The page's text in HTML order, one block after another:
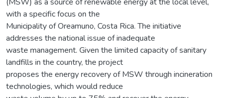
with a specific focus on the
Municipality of Oreamuno, Costa Rica. The initiative
addresses the national issue of inadequate
waste management. Given the limited capacity of sanitary
landfills in the country, the project
proposes the energy recovery of MSW through incineration
technologies, which would reduce